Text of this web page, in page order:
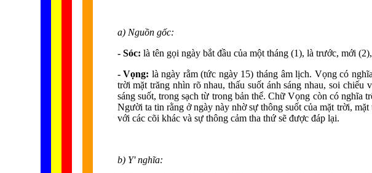
a) Nguồn gốc:
- Sóc: là tên gọi ngày bắt đầu của một tháng (1), là trước, mới
- Vọng: là ngày rằm (tức ngày 15) tháng âm lịch. Vọng có
trời mặt trăng nhìn rõ nhau, thấu suốt ánh sáng nhau, soi
sáng suốt, trong sạch từ trong bản thể. Chữ Vọng còn có
Người ta tin rằng ở ngày này nhờ sự thông suốt của mặt trời,
với các cõi khác và sự thông cảm tha thứ sẽ được đáp lại.
b) Y' nghĩa: